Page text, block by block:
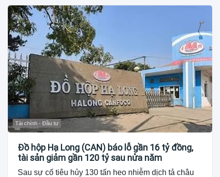
Tài chính - Đầu tư
Đồ hộp Hạ Long (CAN) báo lỗ gần 16 tỷ đồng,
tài sản giảm gần 120 tỷ sau nửa năm
Sau sự cố tiêu hủy 130 tấn heo nhiễm dịch tả châu